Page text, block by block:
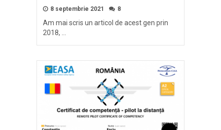
8 septembrie 2021 8
Am mai scris un articol de acest gen prin
2018, …